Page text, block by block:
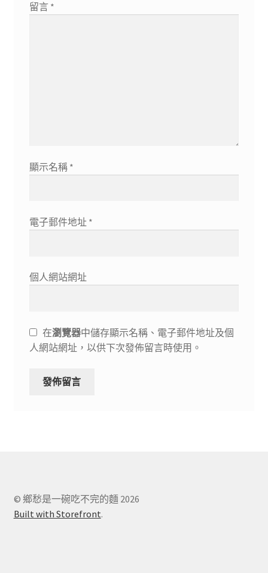
留言 *
顯示名稱 *
電子郵件地址 *
個人網站網址
在瀏覽器中儲存顯示名稱、電子郵件地址及個
人網站網址，以供下次發佈留言時使用。
© 鄉愁是一碗吃不完的麵 2026
Built with Storefront.